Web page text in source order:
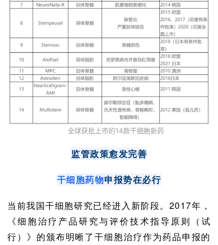
全球获批上市的14款干细胞新药
监管政策愈发完善
干细胞药物申报势在必行
当前我国干细胞研究已经进入新阶段。2017年，
《细胞治疗产品研究与评价技术指导原则（试
行）》的颁布明晰了干细胞治疗作为药品申报的